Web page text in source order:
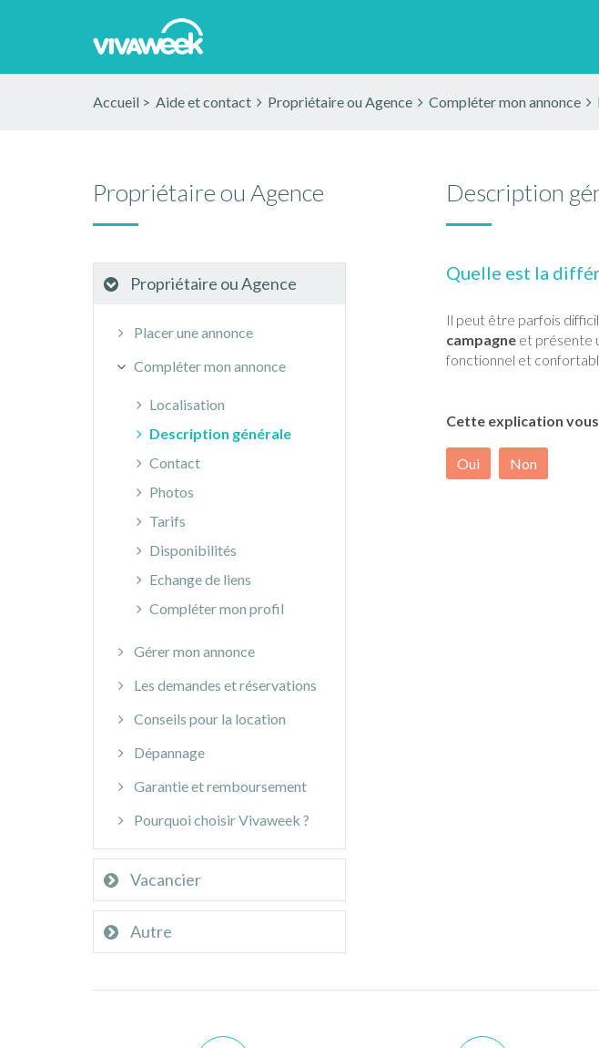
Accueil > Aide et contact Propriétaire ou Agence Compléter mon annonce
Propriétaire ou Agence
Propriétaire ou Agence
Placer une annonce
Compléter mon annonce
Localisation
Description générale
Contact
Photos
Tarifs
Disponibilités
Echange de liens
Compléter mon profil
Gérer mon annonce
Les demandes et réservations
Conseils pour la location
Dépannage
Garantie et remboursement
Pourquoi choisir Vivaweek ?
Vacancier
Autre
Description
Quelle est la
Il peut être parfois
campagneet présente
fonctionnel et
Cette explication
Oui Non